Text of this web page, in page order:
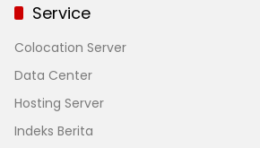
Service
Colocation Server
Data Center
Hosting Server
Indeks Berita